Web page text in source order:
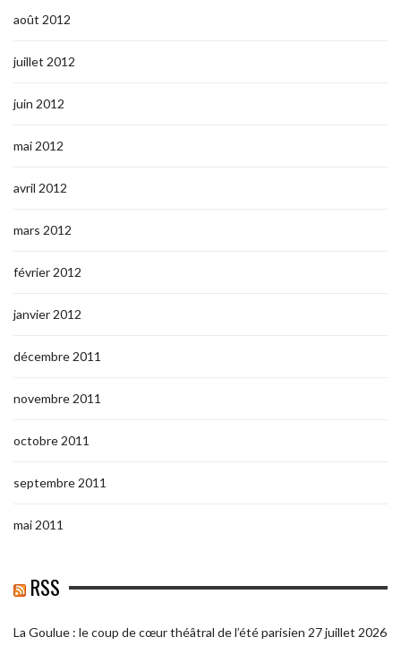
août 2012
juillet 2012
juin 2012
mai 2012
avril 2012
mars 2012
février 2012
janvier 2012
décembre 2011
novembre 2011
octobre 2011
septembre 2011
mai 2011
RSS
La Goulue : le coup de cœur théâtral de l’été parisien 27 juillet 2026